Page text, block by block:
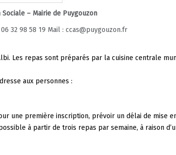
Sociale – Mairie de Puygouzon
32 98 58 19 Mail : ccas@puygouzon.fr
Les repas sont préparés par la cuisine centrale
aux personnes :
une première inscription, prévoir un délai de mise
à partir de trois repas par semaine, à raison